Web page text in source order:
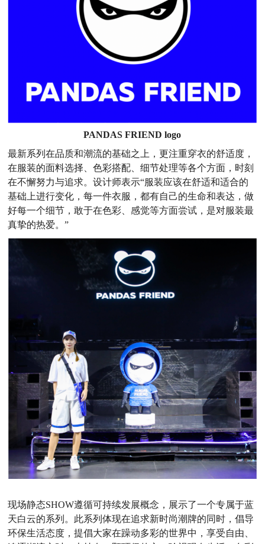
PANDAS FRIEND logo
最新系列在品质和潮流的基础之上，更注重穿衣的舒适度，
在服装的面料选择、色彩搭配、细节处理等各个方面，时刻
在不懈努力与追求。设计师表示“服装应该在舒适和适合的
基础上进行变化，每一件衣服，都有自己的生命和表达，做
好每一个细节，敢于在色彩、感觉等方面尝试，是对服装最
真挚的热爱。”
现场静态SHOW遵循可持续发展概念，展示了一个专属于蓝
天白云的系列。此系列体现在追求新时尚潮牌的同时，倡导
环保生活态度，提倡大家在躁动多彩的世界中，享受自由、